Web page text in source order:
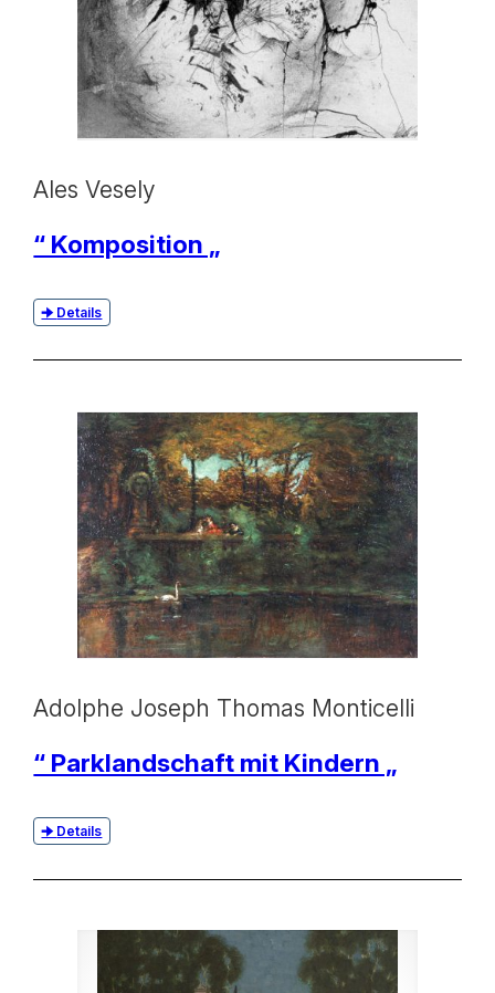
Ales Vesely
“ Komposition „
Details
Adolphe Joseph Thomas Monticelli
“ Parklandschaft mit Kindern „
Details